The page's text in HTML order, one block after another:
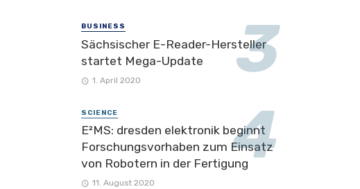
BUSINESS
Sächsischer E-Reader-Hersteller
startet Mega-Update
1. April 2020
SCIENCE
E²MS: dresden elektronik beginnt
Forschungsvorhaben zum Einsatz
von Robotern in der Fertigung
11. August 2020